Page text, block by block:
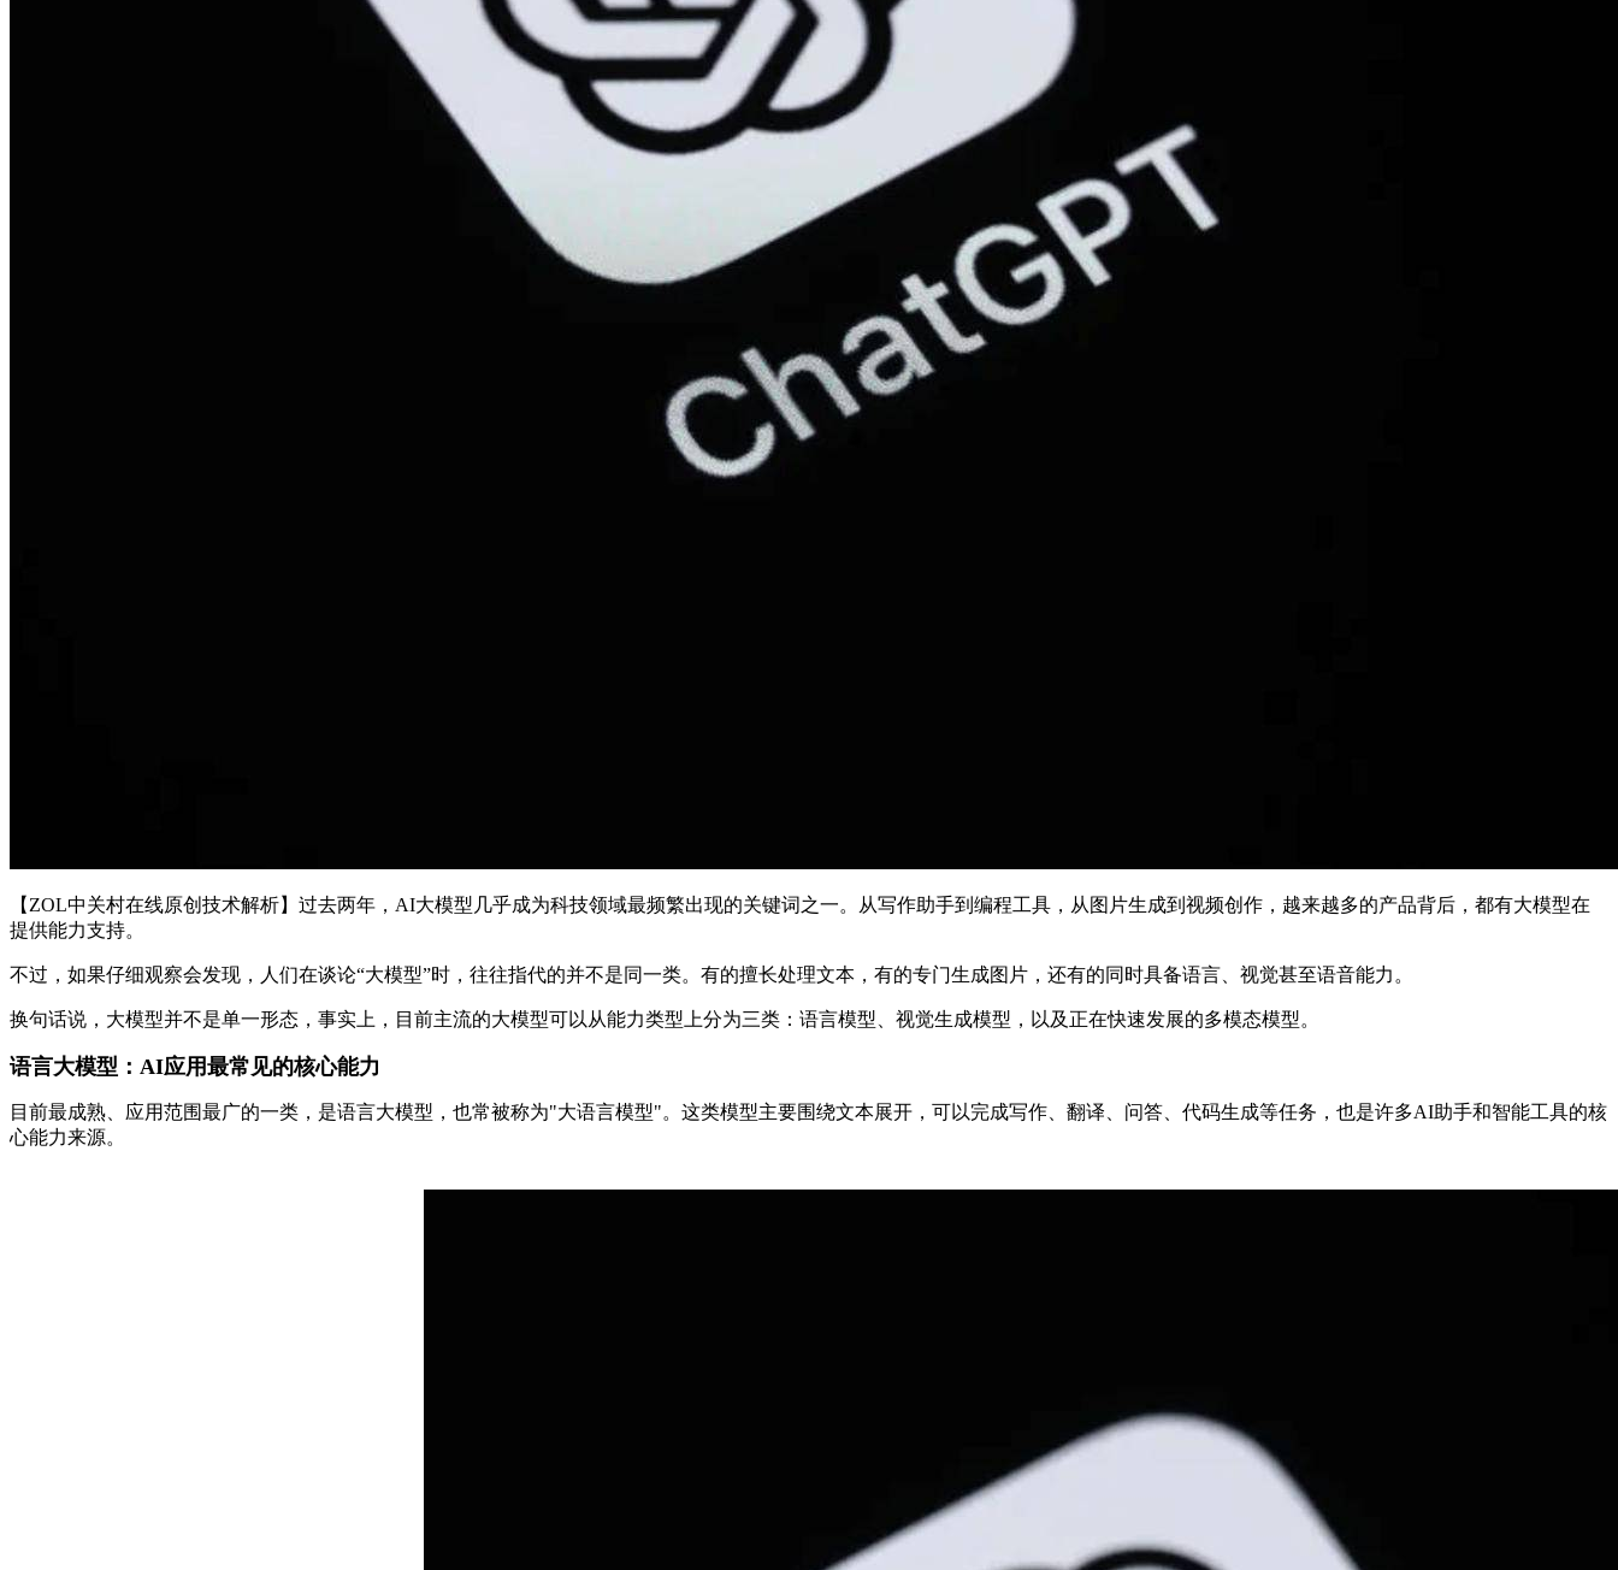
【ZOL中关村在线原创技术解析】过去两年，AI大模型几乎成为科技领域最频繁出现的关键词之一。从写作助手到编程工具，从图片生成到视频创作，越来越多的产品背后，都有大模型在
提供能力支持。
不过，如果仔细观察会发现，人们在谈论“大模型”时，往往指代的并不是同一类。有的擅长处理文本，有的专门生成图片，还有的同时具备语言、视觉甚至语音能力。
换句话说，大模型并不是单一形态，事实上，目前主流的大模型可以从能力类型上分为三类：语言模型、视觉生成模型，以及正在快速发展的多模态模型。
语言大模型：AI应用最常见的核心能力
目前最成熟、应用范围最广的一类，是语言大模型，也常被称为"大语言模型"。这类模型主要围绕文本展开，可以完成写作、翻译、问答、代码生成等任务，也是许多AI助手和智能工具的核
心能力来源。